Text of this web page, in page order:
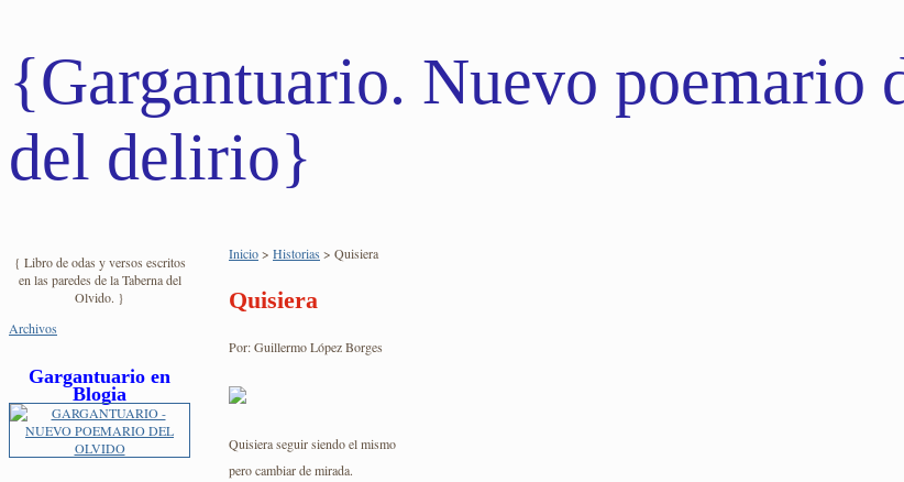
{Gargantuario. Nuevo poemario
del delirio}
{ Libro de odas y versos escritos
en las paredes de la Taberna del
Olvido. }
Archivos
Gargantuario en
Blogia
Inicio> Historias > Quisiera
Quisiera
Por: Guillermo López Borges
Quisiera seguir siendo el mismo
pero cambiar de mirada.